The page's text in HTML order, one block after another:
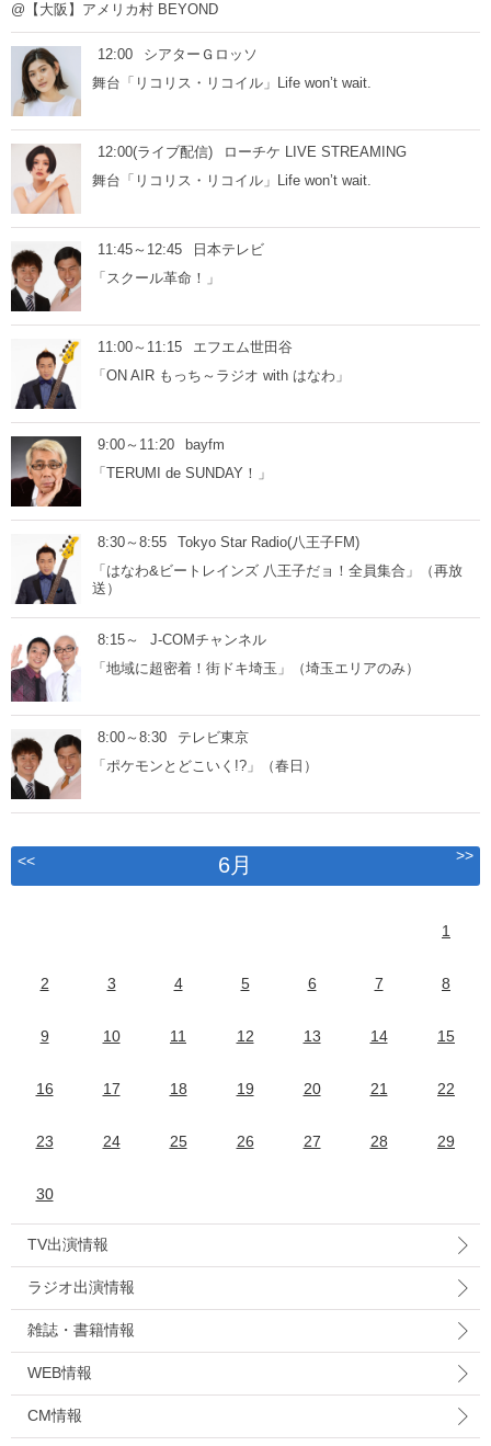
@【大阪】アメリカ村 BEYOND
12:00
シアターＧロッソ
舞台「リコリス・リコイル」Life won’t wait.
12:00(ライブ配信)
ローチケ LIVE STREAMING
舞台「リコリス・リコイル」Life won’t wait.
11:45～12:45
日本テレビ
「スクール革命！」
11:00～11:15
エフエム世田谷
「ON AIR もっち～ラジオ with はなわ」
9:00～11:20
bayfm
「TERUMI de SUNDAY！」
8:30～8:55
Tokyo Star Radio(八王子FM)
「はなわ&ビートレインズ 八王子だョ！全員集合」（再放
送）
8:15～
J-COMチャンネル
「地域に超密着！街ドキ埼玉」（埼玉エリアのみ）
8:00～8:30
テレビ東京
「ポケモンとどこいく!?」（春日）
<< 6月 >>
1
2 3 4 5 6 7 8
9 10 11 12 13 14 15
16 17 18 19 20 21 22
23 24 25 26 27 28 29
30
TV出演情報
ラジオ出演情報
雑誌・書籍情報
WEB情報
CM情報